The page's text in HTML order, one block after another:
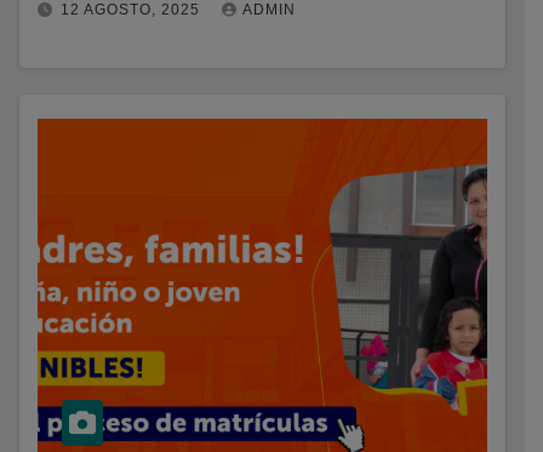
12 AGOSTO, 2025 ADMIN